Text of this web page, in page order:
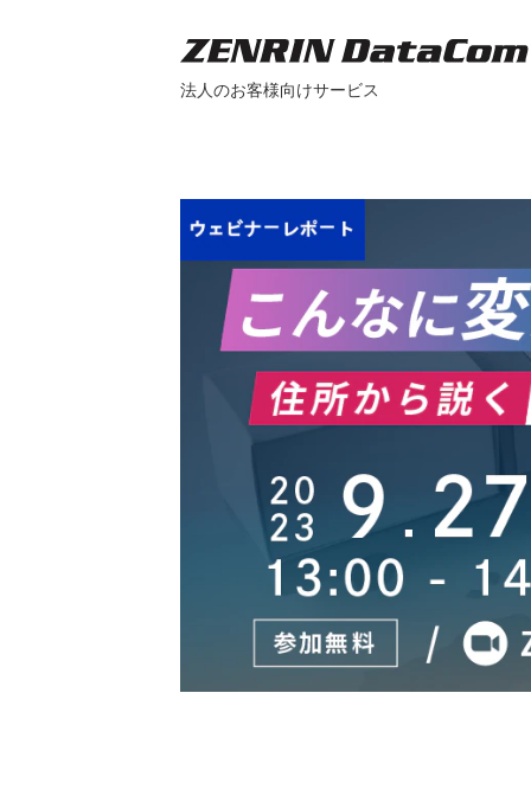
法人のお客様向けサービス